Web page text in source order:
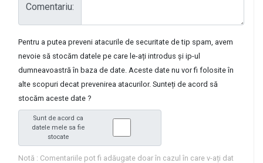
Comentariu:
Pentru a putea preveni atacurile de securitate de tip spam, avem
nevoie să stocăm datele pe care le-ați introdus și ip-ul
dumneavoastră în baza de date. Aceste date nu vor fi folosite în
alte scopuri decat prevenirea atacurilor. Sunteți de acord să
stocăm aceste date ?
Sunt de acord ca
datele mele sa fie
stocate
Notă : Comentariile pot fi adăugate doar în cazul în care v-ați dat